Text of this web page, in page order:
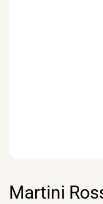
Martini